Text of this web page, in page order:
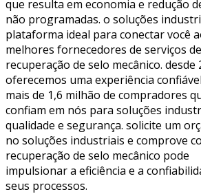
que resulta em economia e redução
não programadas. o soluções
plataforma ideal para conectar você
melhores fornecedores de serviços de
recuperação de selo mecânico. desde
oferecemos uma experiência
mais de 1,6 milhão de compradores
confiam em nós para soluções
qualidade e segurança. solicite um
no soluções industriais e comprove
recuperação de selo mecânico pode
impulsionar a eficiência e a
seus processos.